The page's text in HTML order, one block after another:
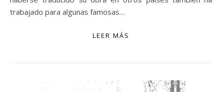
trabajado para algunas famosas…
LEER MÁS